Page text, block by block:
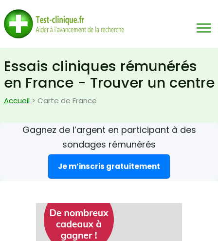
Essais cliniques rémunérés
en France - Trouver un centre
Accueil > Carte de France
Gagnez de l’argent en participant à des
sondages rémunérés
Je m’inscris gratuitement